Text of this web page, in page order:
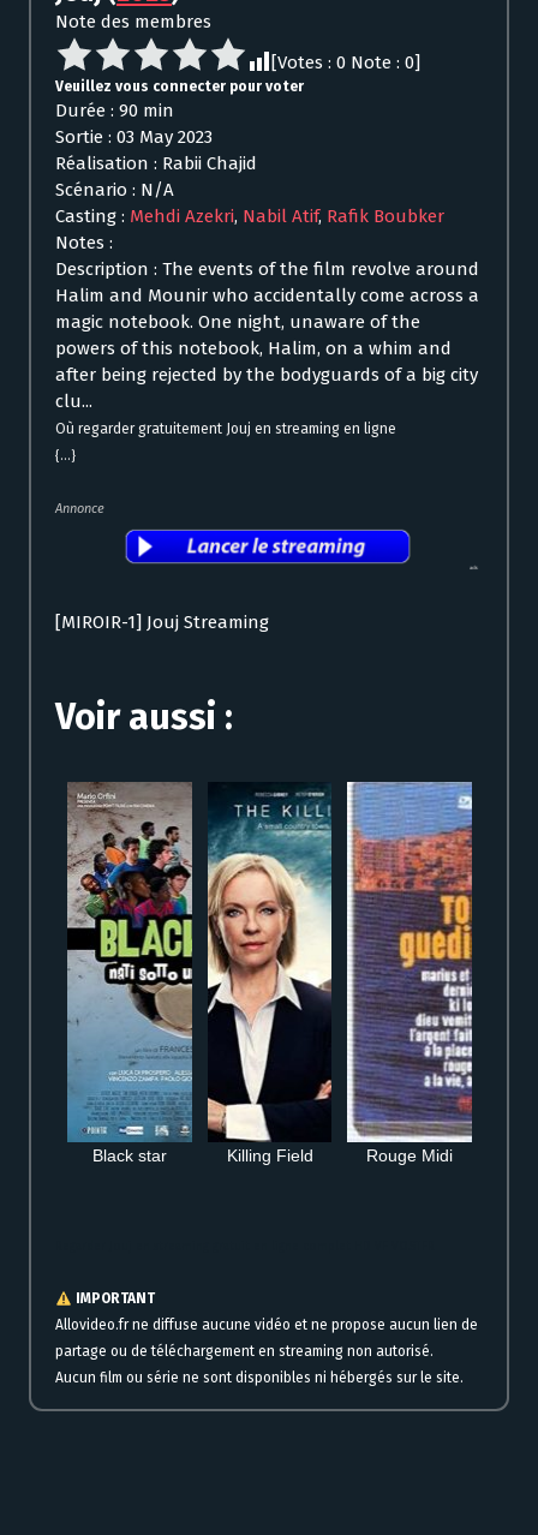
Note des membres
[Votes : 0 Note : 0]
Veuillez vous connecter pour voter
Durée : 90 min
Sortie : 03 May 2023
Réalisation : Rabii Chajid
Scénario : N/A
Casting : Mehdi Azekri, Nabil Atif, Rafik Boubker
Notes :
Description : The events of the film revolve around
Halim and Mounir who accidentally come across a
magic notebook. One night, unaware of the
powers of this notebook, Halim, on a whim and
after being rejected by the bodyguards of a big city
clu...
Où regarder gratuitement Jouj en streaming en ligne
{...}
Annonce
[MIROIR-1] Jouj Streaming
Voir aussi :
Black star Killing Field Rouge Midi
IMPORTANT
Allovideo.fr ne diffuse aucune vidéo et ne propose aucun lien de
partage ou de téléchargement en streaming non autorisé.
Aucun film ou série ne sont disponibles ni hébergés sur le site.